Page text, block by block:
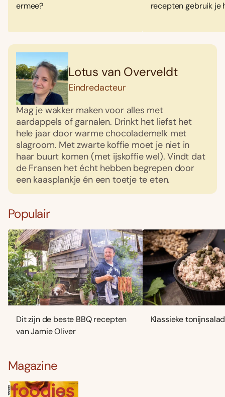
ermee?
recepten gebruik je
Lotus van Overveldt
Eindredacteur
Mag je wakker maken voor alles met
aardappels of garnalen. Drinkt het liefst het
hele jaar door warme chocolademelk met
slagroom. Met zwarte koffie moet je niet in
haar buurt komen (met ijskoffie wel). Vindt dat
de Fransen het écht hebben begrepen door
een kaasplankje én een toetje te eten.
Populair
Dit zijn de beste BBQ recepten
van Jamie Oliver
Klassieke
Magazine